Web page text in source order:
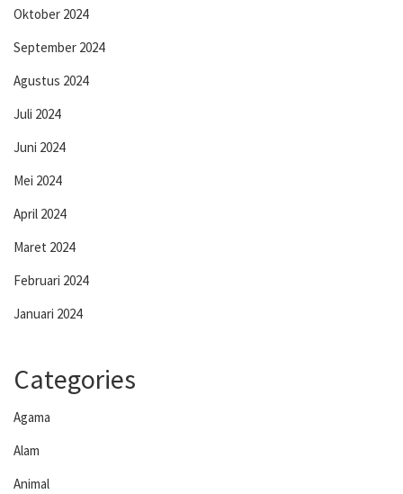
Oktober 2024
September 2024
Agustus 2024
Juli 2024
Juni 2024
Mei 2024
April 2024
Maret 2024
Februari 2024
Januari 2024
Categories
Agama
Alam
Animal